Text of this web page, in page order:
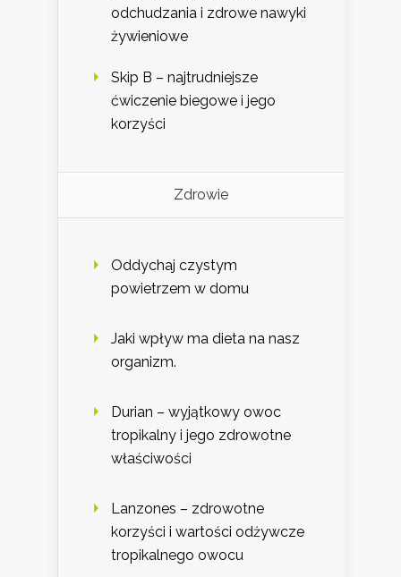
odchudzania i zdrowe nawyki
żywieniowe
Skip B – najtrudniejsze
ćwiczenie biegowe i jego
korzyści
Zdrowie
Oddychaj czystym
powietrzem w domu
Jaki wpływ ma dieta na nasz
organizm.
Durian – wyjątkowy owoc
tropikalny i jego zdrowotne
właściwości
Lanzones – zdrowotne
korzyści i wartości odżywcze
tropikalnego owocu